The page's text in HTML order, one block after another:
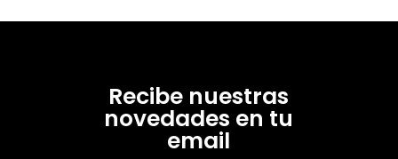
Recibe nuestras
novedades en tu
email